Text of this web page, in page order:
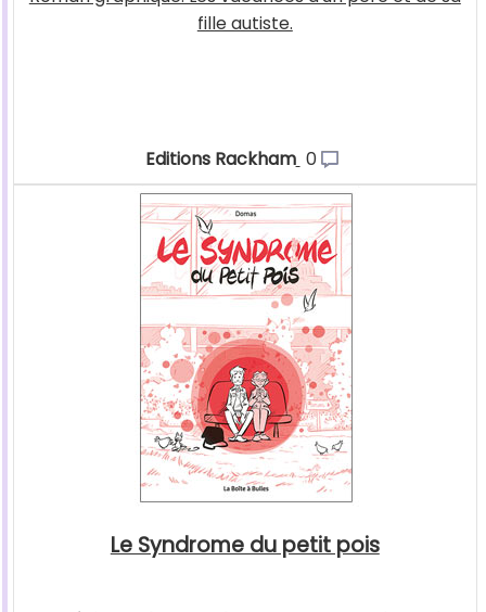
fille autiste.
Editions Rackham 0
Le Syndrome du petit pois